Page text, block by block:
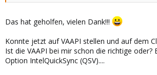
Das hat geholfen, vielen Dank!!!
Konnte jetzt auf VAAPI stellen und auf dem
Ist die VAAPI bei mir schon die richtige oder?
Option IntelQuickSync (QSV)....